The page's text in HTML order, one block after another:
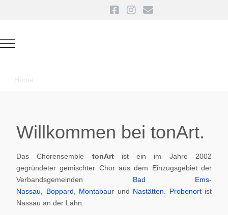
Mobile Menu Toggle
Home
Willkommen bei tonArt.
Das Chorensemble tonArt ist ein im Jahre 2002
gegründeter gemischter Chor aus dem Einzugsgebiet der
Verbandsgemeinden Bad Ems-
Nassau
Boppard Montabaur und Nastätten Probenortist
Nassau an der Lahn.